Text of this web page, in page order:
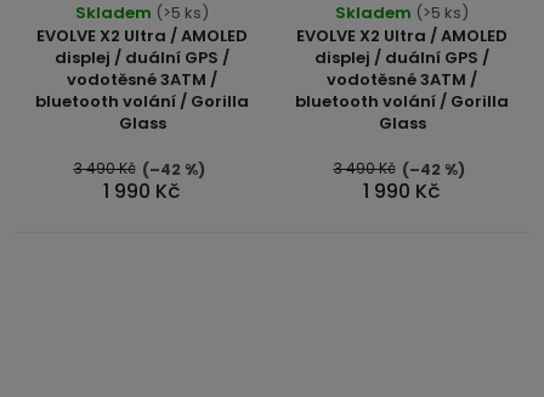
EVOLVE X2 Ultra / AMOLED
displej / duální GPS /
vodotěsné 3ATM /
bluetooth volání / Gorilla
Glass
Skladem (>5 ks)
1 990 Kč
3 490 Kč (–42 %)
EVOLVE X2 Ultra / AMOLED
displej / duální GPS /
vodotěsné 3ATM /
bluetooth volání / Gorilla
Glass
Skladem (>5 ks)
1 990 Kč
3 490 Kč (–42 %)